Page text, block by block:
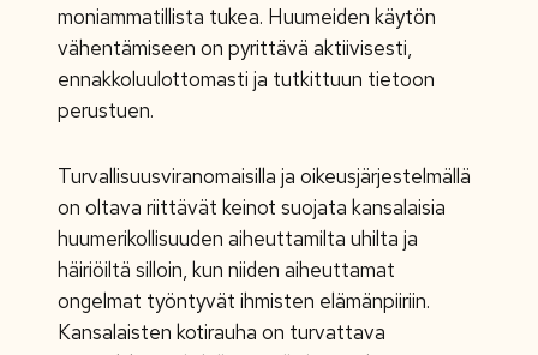
moniammatillista tukea. Huumeiden käytön
vähentämiseen on pyrittävä aktiivisesti,
ennakkoluulottomasti ja tutkittuun tietoon
perustuen.
Turvallisuusviranomaisilla ja oikeusjärjestelmällä
on oltava riittävät keinot suojata kansalaisia
huumerikollisuuden aiheuttamilta uhilta ja
häiriöiltä silloin, kun niiden aiheuttamat
ongelmat työntyvät ihmisten elämänpiiriin.
Kansalaisten kotirauha on turvattava